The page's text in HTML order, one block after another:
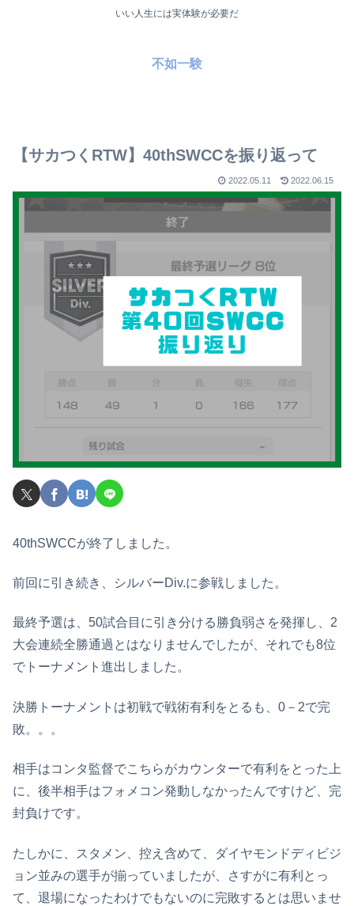
いい人生には実体験が必要だ
不如一験
【サカつくRTW】40thSWCCを振り返って
2022.05.11 2022.06.15
40thSWCCが終了しました。
前回に引き続き、シルバーDiv.に参戦しました。
最終予選は、50試合目に引き分ける勝負弱さを発揮し、2
大会連続全勝通過とはなりませんでしたが、それでも8位
でトーナメント進出しました。
決勝トーナメントは初戦で戦術有利をとるも、0－2で完
敗。。。
相手はコンタ監督でこちらがカウンターで有利をとった上
に、後半相手はフォメコン発動しなかったんですけど、完
封負けです。
たしかに、スタメン、控え含めて、ダイヤモンドディビジ
ョン並みの選手が揃っていましたが、さすがに有利とっ
て、退場になったわけでもないのに完敗するとは思いませ